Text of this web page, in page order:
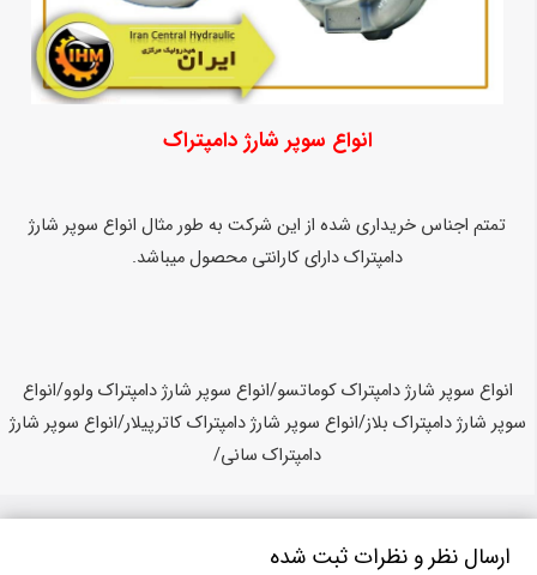
انواع سوپر شارژ دامپتراک
تمتم اجناس خریداری شده از این شرکت به طور مثال انواع سوپر شارژ
دامپتراک دارای کارانتی محصول میباشد.
انواع سوپر شارژ دامپتراک کوماتسو/انواع سوپر شارژ دامپتراک ولوو/انواع
سوپر شارژ دامپتراک بلاز/انواع سوپر شارژ دامپتراک کاترپیلار/انواع سوپر شارژ
دامپتراک سانی/
ارسال نظر و نظرات ثبت شده